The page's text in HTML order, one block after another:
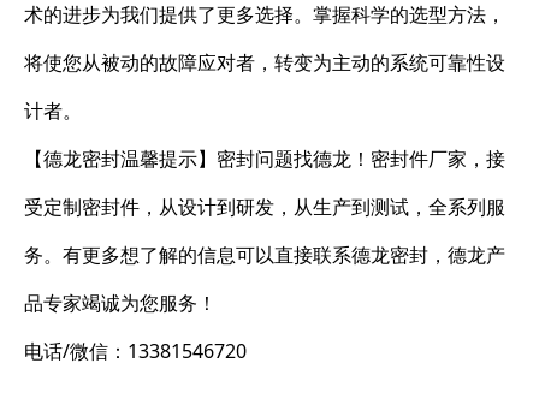
术的进步为我们提供了更多选择。掌握科学的选型方法，
将使您从被动的故障应对者，转变为主动的系统可靠性设
计者。
【德龙密封温馨提示】密封问题找德龙！密封件厂家，接
受定制密封件，从设计到研发，从生产到测试，全系列服
务。有更多想了解的信息可以直接联系德龙密封，德龙产
品专家竭诚为您服务！
电话/微信：13381546720